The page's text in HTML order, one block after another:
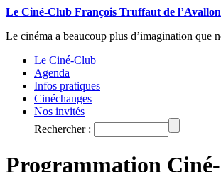
Le Ciné-Club François Truffaut de
Le cinéma a beaucoup plus d’imagination que
Le Ciné-Club
Agenda
Infos pratiques
Cinéchanges
Nos invités
Rechercher :
Programmation